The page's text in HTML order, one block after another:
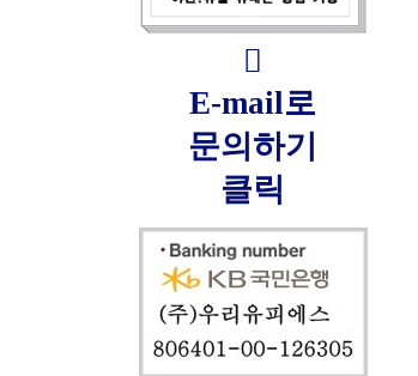

E-mail로
문의하기
클릭